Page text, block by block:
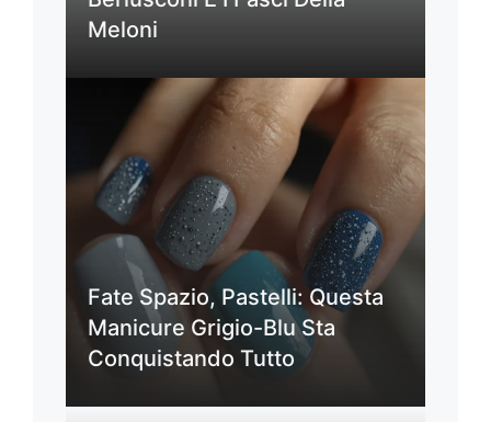
Meloni
Fate Spazio, Pastelli: Questa
Manicure Grigio-Blu Sta
Conquistando Tutto